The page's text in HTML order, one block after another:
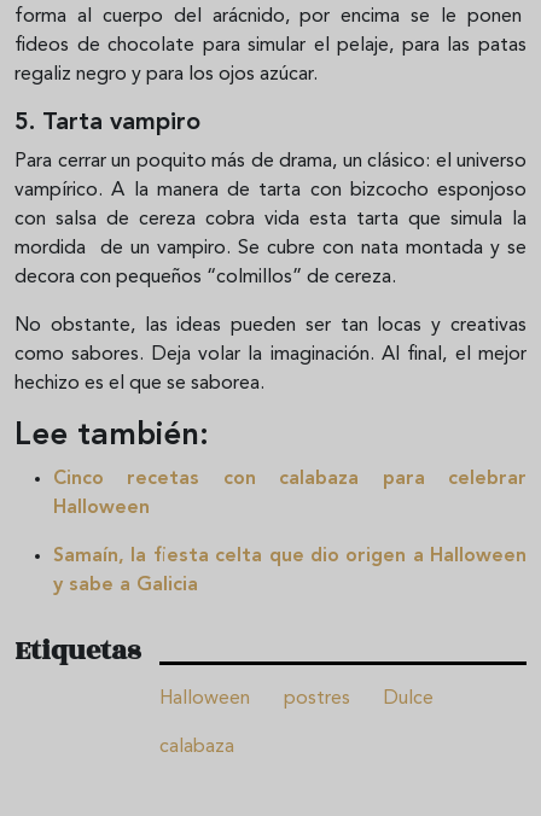
forma al cuerpo del arácnido, por encima se le ponen
fideos de chocolate para simular el pelaje, para las patas
regaliz negro y para los ojos azúcar.
5. Tarta vampiro
Para cerrar un poquito más de drama, un clásico: el universo
vampírico. A la manera de tarta con bizcocho esponjoso
con salsa de cereza cobra vida esta tarta que simula la
mordida de un vampiro. Se cubre con nata montada y se
decora con pequeños “colmillos” de cereza.
No obstante, las ideas pueden ser tan locas y creativas
como sabores. Deja volar la imaginación. Al final, el mejor
hechizo es el que se saborea.
Lee también:
Cinco recetas con calabaza para celebrar
Halloween
Samaín, la fiesta celta que dio origen a Halloween
y sabe a Galicia
Etiquetas
Halloween postres Dulce
calabaza